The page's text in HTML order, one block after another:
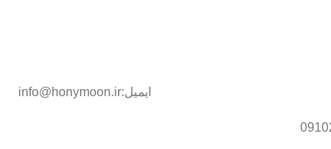
ایمیل:info@honymoon.ir